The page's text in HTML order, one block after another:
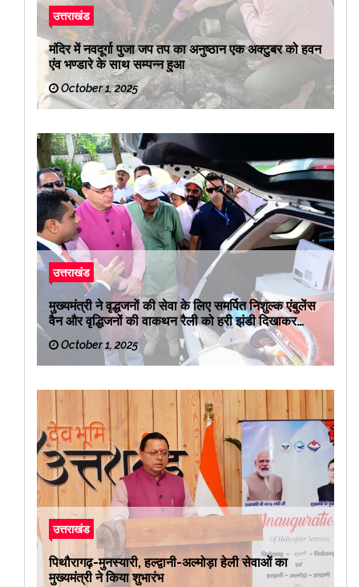
उत्तराखंड
मंदिर में नवदूर्गा पुजा जप तप का अनुष्ठान एक अक्टुबर को हवन
एंव भण्डारे के साथ सम्पन्न हुआ
October 1, 2025
उत्तराखंड
मुख्यमंत्री ने वृद्धजनों की सेवा के लिए समर्पित निशुल्क एंबुलेंस
वैन और वृद्धिजनों की वाकथन रैली को हरी झंडी दिखाकर
रवाना किया
October 1, 2025
उत्तराखंड
पिथौरागढ़-मुनस्यारी, हल्द्वानी-अल्मोड़ा हेली सेवाओं का
मुख्यमंत्री ने किया शुभारंभ